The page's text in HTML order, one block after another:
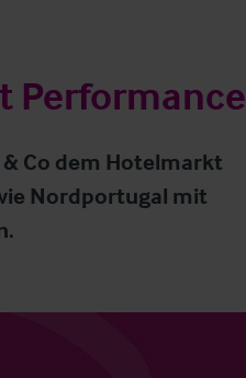
Performance
Co dem Hotelmarkt
Nordportugal mit